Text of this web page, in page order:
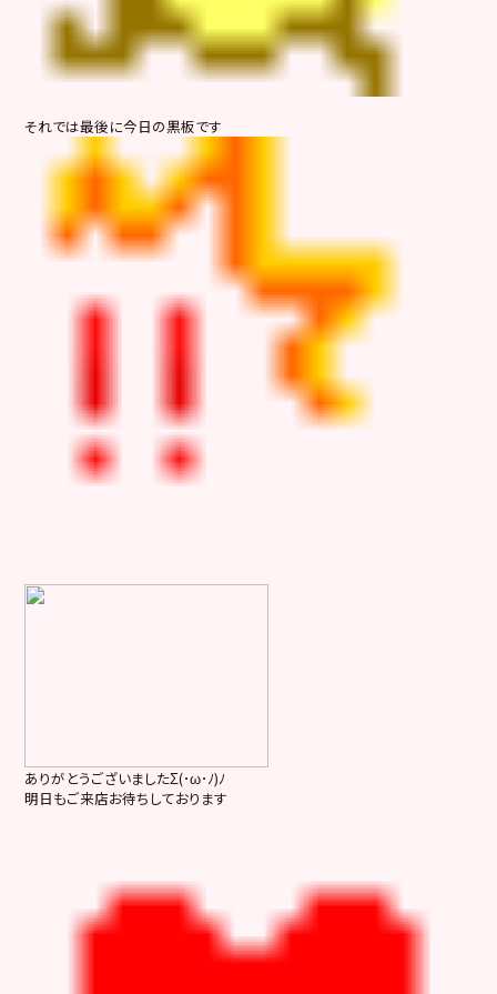
それでは最後に今日の黒板です
ありがとうございましたΣ(･ω･ﾉ)ﾉ
明日もご来店お待ちしております